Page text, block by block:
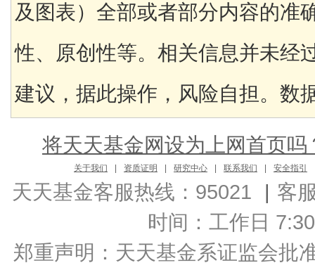
及图表）全部或者部分内容的准
性、原创性等。相关信息并未经
建议，据此操作，风险自担。数
将天天基金网设为上网首页吗
关于我们 资质证明 研究中心 联系我们 安全指引
天天基金客服热线：95021 | 客
时间：工作日
郑重声明： 天天基金系证监会批